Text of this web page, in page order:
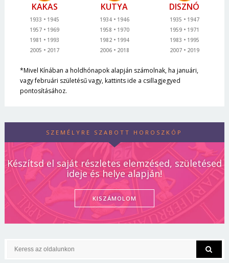
KAKAS
1933
1945
1957
1969
1981
1993
2005
2017
KUTYA
1934
1946
1958
1970
1982
1994
2006
2018
DISZNÓ
1935
1947
1959
1971
1983
1995
2007
2019
*Mivel Kínában a holdhónapok alapján számolnak, ha januári,
vagy februári születésű vagy, kattints ide a csillagjegyed
pontosításához.
SZEMÉLYRE SZABOTT HOROSZKÓP
Készítsd el saját részletes elemzésed, születésed
ideje és helye alapján!
KISZÁMOLOM